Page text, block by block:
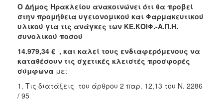
2021
2020
2019
2018
2017
2016
Ο Δήμος Ηρακλείου ανακοινώνει ότι θα προβεί
στην προμήθεια υγειονομικού και Φαρμακευτικού
υλικού για τις ανάγκες των ΚΕ.ΚΟΙΦ.-Α.Π.Η.
συνολικού ποσού
14.979,34 € , και καλεί τους ενδιαφερόμενους να
καταθέσουν τις σχετικές κλειστές προσφορές
σύμφωνα με:
1. Τις διατάξεις του άρθρου 2 παρ. 12,13 του Ν. 2286
/ 95